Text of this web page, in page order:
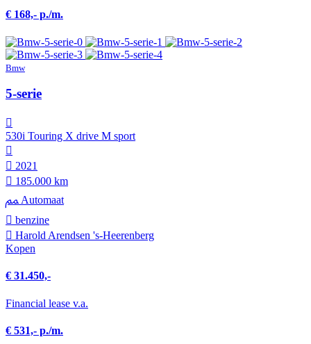
€ 168,- p./m.
Bmw
5-serie
530i Touring X drive M sport
2021
185.000 km
Automaat
benzine
Harold Arendsen 's-Heerenberg
Kopen
€ 31.450,-
Financial lease v.a.
€ 531,- p./m.